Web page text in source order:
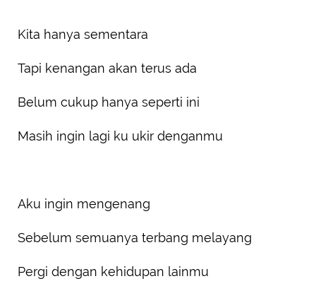
Kita hanya sementara
Tapi kenangan akan terus ada
Belum cukup hanya seperti ini
Masih ingin lagi ku ukir denganmu
Aku ingin mengenang
Sebelum semuanya terbang melayang
Pergi dengan kehidupan lainmu